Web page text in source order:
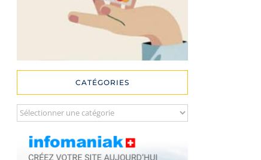
CATÉGORIES
Catégories